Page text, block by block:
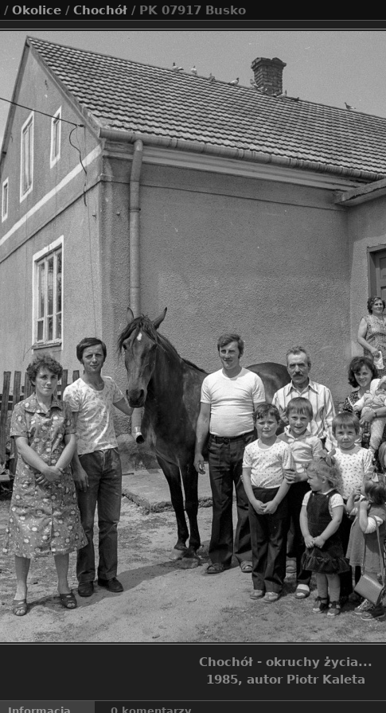
/ Okolice / Chochół / PK 07917 Busko
Chochół - okruchy życia...
1985, autor Piotr Kaleta